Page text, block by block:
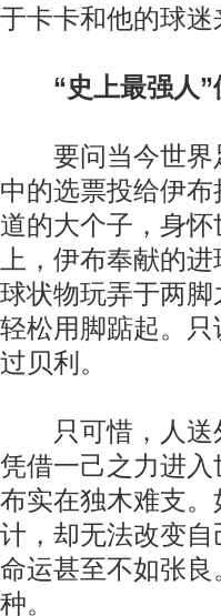
于卡卡和他的球
“史上最强人
要问当今世界
中的选票投给伊
道的大个子，身
上，伊布奉献的
球状物玩弄于两
轻松用脚踮起。
过贝利。
只可惜，人送外
凭借一己之力进
布实在独木难支
计，却无法改变
命运甚至不如张
种。